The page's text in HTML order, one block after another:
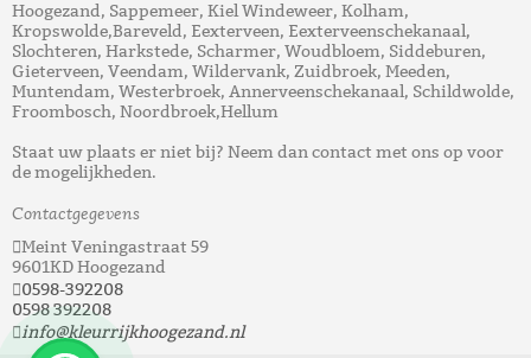
Hoogezand, Sappemeer, Kiel Windeweer, Kolham,
Kropswolde,Bareveld, Eexterveen, Eexterveenschekanaal,
Slochteren, Harkstede, Scharmer, Woudbloem, Siddeburen,
Gieterveen, Veendam, Wildervank, Zuidbroek, Meeden,
Muntendam, Westerbroek, Annerveenschekanaal, Schildwolde,
Froombosch, Noordbroek,Hellum
Staat uw plaats er niet bij? Neem dan contact met ons op voor
de mogelijkheden.
Contactgegevens
Meint Veningastraat 59
9601KD Hoogezand
0598-392208
0598 392208
info@kleurrijkhoogezand.nl